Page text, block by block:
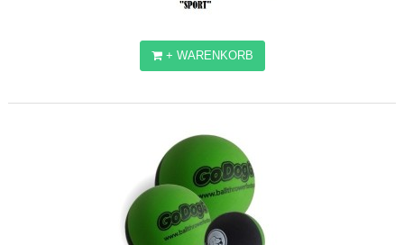
GODOGGO BÄLLE "SPORT"
+ WARENKORB